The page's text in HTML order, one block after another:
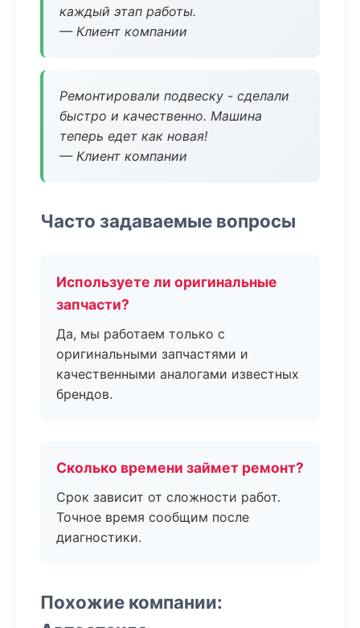
каждый этап работы.
— Клиент компании
Ремонтировали подвеску - сделали
быстро и качественно. Машина
теперь едет как новая!
— Клиент компании
Часто задаваемые вопросы
Используете ли оригинальные
запчасти?
Да, мы работаем только с
оригинальными запчастями и
качественными аналогами известных
брендов.
Сколько времени займет ремонт?
Срок зависит от сложности работ.
Точное время сообщим после
диагностики.
Похожие компании: